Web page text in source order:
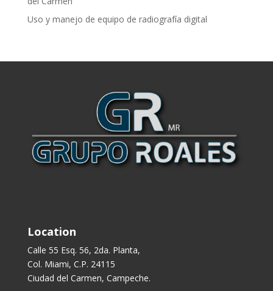
Uso y manejo de equipo de radiografía digital
Location
Calle 55 Esq. 56, 2da. Planta,
Col. Miami, C.P. 24115
Ciudad del Carmen, Campeche.